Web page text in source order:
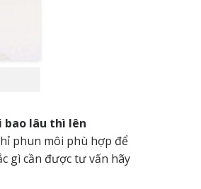
bao lâu thì lên
phun môi phù hợp để
gì cần được tư vấn hãy